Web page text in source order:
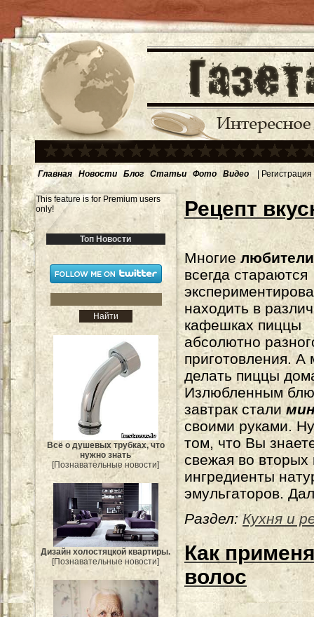
Главная Новости Блог Статьи Фото Видео | Регистрация
This feature is for Premium users
only!
Топ Новости
Всё о душевых трубках, что
нужно знать
[Познавательные новости]
Дизайн холостяцкой квартиры.
[Познавательные новости]
Рецепт
Многие
всегда стараются
находить в
кафешках пиццы
абсолютно
приготовления. А
делать пиццы
Излюбленным
завтрак стали
своими руками.
том, что Вы
свежая во вторых
ингредиенты
эмульгаторов.
Раздел: Кухня и
Как
волос